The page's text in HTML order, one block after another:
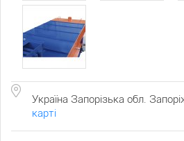
Україна Запорізька обл.
карті